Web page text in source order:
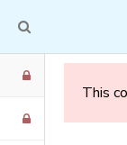
This